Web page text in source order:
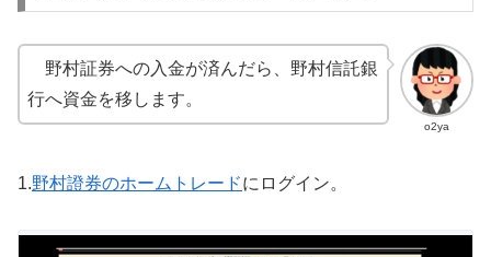
o2ya
野村証券への入金が済んだら、野村信託銀
行へ資金を移します。
1.野村證券のホームトレードにログイン。